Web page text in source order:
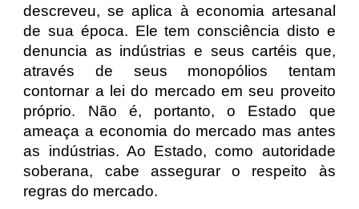
descreveu, se aplica à economia artesanal
de sua época. Ele tem consciência disto e
denuncia as indústrias e seus cartéis que,
através de seus monopólios tentam
contornar a lei do mercado em seu proveito
próprio. Não é, portanto, o Estado que
ameaça a economia do mercado mas antes
as indústrias. Ao Estado, como autoridade
soberana, cabe assegurar o respeito às
regras do mercado.